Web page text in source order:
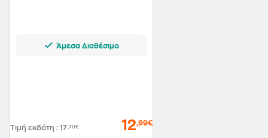
Άμεσα Διαθέσιμο
Τιμή εκδότη : 17,70€ 12,99€